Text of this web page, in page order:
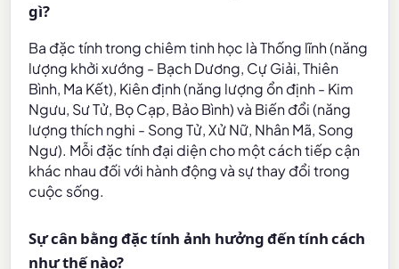
gì?
Ba đặc tính trong chiêm tinh học là Thống lĩnh (năng
lượng khởi xướng - Bạch Dương, Cự Giải, Thiên
Bình, Ma Kết), Kiên định (năng lượng ổn định - Kim
Ngưu, Sư Tử, Bọ Cạp, Bảo Bình) và Biến đổi (năng
lượng thích nghi - Song Tử, Xử Nữ, Nhân Mã, Song
Ngư). Mỗi đặc tính đại diện cho một cách tiếp cận
khác nhau đối với hành động và sự thay đổi trong
cuộc sống.
Sự cân bằng đặc tính ảnh hưởng đến tính cách
như thế nào?